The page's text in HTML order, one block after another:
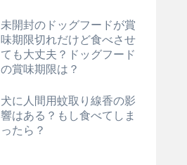
未開封のドッグフードが賞
味期限切れだけど食べさせ
ても大丈夫？ドッグフード
の賞味期限は？
犬に人間用蚊取り線香の影
響はある？もし食べてしま
ったら？